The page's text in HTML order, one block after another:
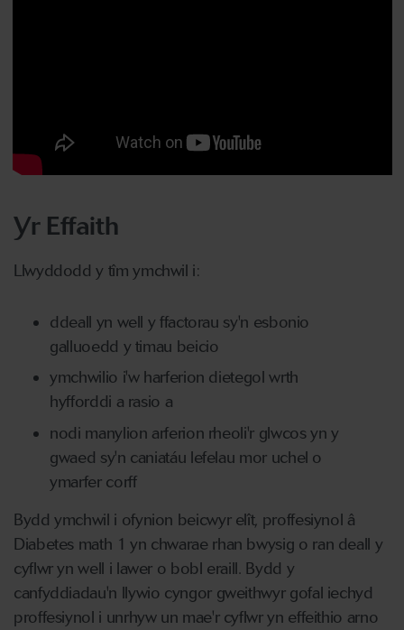
Yr Effaith
Llwyddodd y tîm ymchwil i:
ddeall yn well y ffactorau sy'n esbonio
galluoedd y timau beicio
ymchwilio i'w harferion dietegol wrth
hyfforddi a rasio a
nodi manylion arferion rheoli'r glwcos yn y
gwaed sy'n caniatáu lefelau mor uchel o
ymarfer corff
Bydd ymchwil i ofynion beicwyr elît, proffesiynol â
Diabetes math 1 yn chwarae rhan bwysig o ran deall y
cyflwr yn well i lawer o bobl eraill. Bydd y
canfyddiadau'n llywio cyngor gweithwyr gofal iechyd
proffesiynol i unrhyw un mae'r cyflwr yn effeithio arno